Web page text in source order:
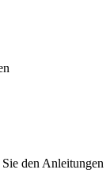
den Anleitungen